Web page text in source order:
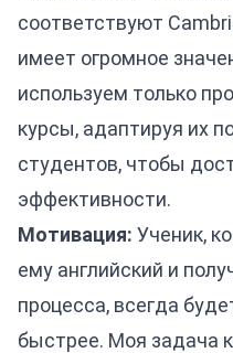
соответствуют
имеет огромное
используем только
курсы, адаптируя их
студентов, чтобы
эффективности.
Мотивация: Ученик,
ему английский и
процесса, всегда
быстрее. Моя задача